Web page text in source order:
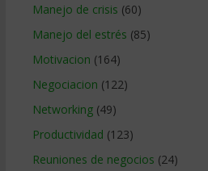
Manejo de crisis (60)
Manejo del estrés (85)
Motivacion (164)
Negociacion (122)
Networking(49)
Productividad (123)
Reuniones de negocios (24)